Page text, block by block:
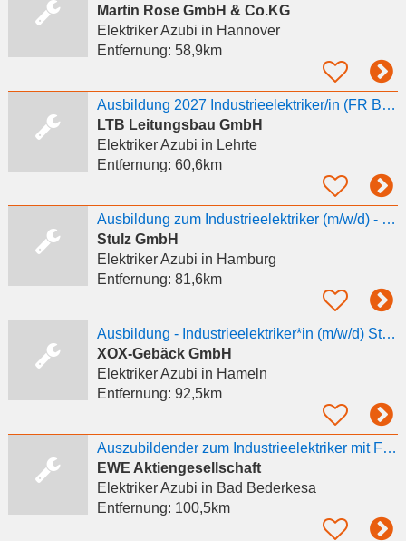
Martin Rose GmbH & Co.KG
Elektriker Azubi in Hannover
Entfernung: 58,9km
Ausbildung 2027 Industrieelektriker/in (FR Betriebstechnik) (w/m/d)
LTB Leitungsbau GmbH
Elektriker Azubi in Lehrte
Entfernung: 60,6km
Ausbildung zum Industrieelektriker (m/w/d) - Start 2027
Stulz GmbH
Elektriker Azubi in Hamburg
Entfernung: 81,6km
Ausbildung - Industrieelektriker*in (m/w/d) Start 2027
XOX-Gebäck GmbH
Elektriker Azubi in Hameln
Entfernung: 92,5km
Auszubildender zum Industrieelektriker mit Fachrichtung Betriebstechnik (w/d/m) für Energienetze -
EWE Aktiengesellschaft
Elektriker Azubi in Bad Bederkesa
Entfernung: 100,5km